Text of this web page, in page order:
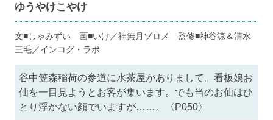
ゆうやけこやけ
文■しゃみずい 画■いけ／神無月ゾロメ 監修■神谷涼＆清水
三毛／インコグ・ラボ
谷中笠森稲荷の参道に水茶屋がありまして。看板娘お
仙を一目見ようとお客が集います。でも当のお仙はひ
とり浮かない顔でいますが……。〈P050〉